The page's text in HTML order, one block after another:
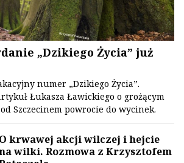
„Dzikiego Życia” już
numer „Dzikiego Życia”.
Łukasza Ławickiego o grożącym
Szczecinem powrocie do wycinek.
O krwawej akcji wilczej i hejcie
wilki. Rozmowa z Krzysztofem